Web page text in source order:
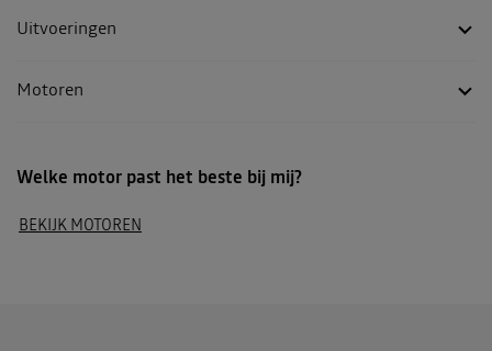
Uitvoeringen
Motoren
Welke motor past het beste bij mij?
BEKIJK MOTOREN